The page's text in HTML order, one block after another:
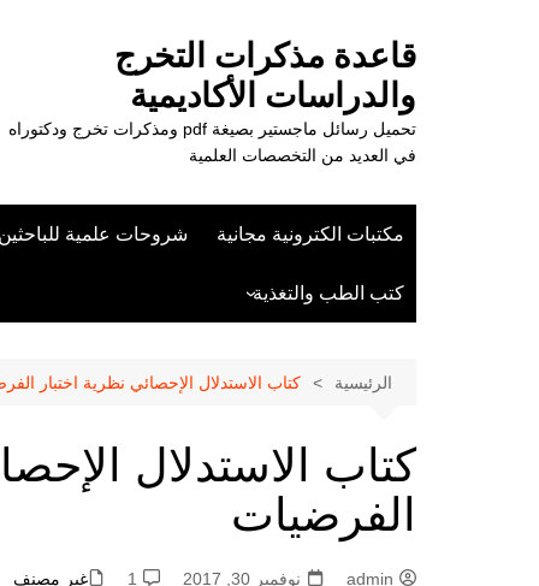
قاعدة مذكرات التخرج
والدراسات الأكاديمية
تحميل رسائل ماجستير بصيغة pdf ومذكرات تخرج ودكتوراه
في العديد من التخصصات العلمية
مكتبات الكترونية مجانية شروحات علمية للباحثين
كتب الطب والتغذية
الرئيسية كتاب الاستدلال الإحصائي نظرية اختبار
كتاب الاستدلال
الفرضيات
admin نوفمبر 30, 2017 1 غير مصنف